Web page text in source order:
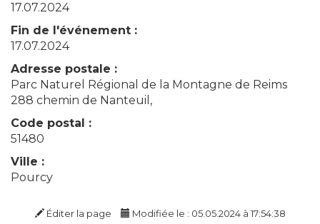
17.07.2024
Fin de l'événement :
17.07.2024
Adresse postale :
Parc Naturel Régional de la Montagne de Reims
288 chemin de Nanteuil,
Code postal :
51480
Ville :
Pourcy
Éditer la page
Modifiée le : 05.05.2024 à 17:54:38